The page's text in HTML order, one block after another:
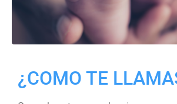
¿COMO TE